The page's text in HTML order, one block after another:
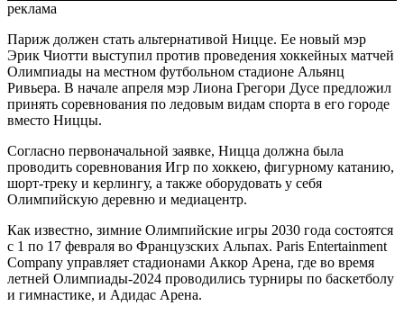
реклама
Париж должен стать альтернативой Ницце. Ее новый мэр
Эрик Чиотти выступил против проведения хоккейных матчей
Олимпиады на местном футбольном стадионе Альянц
Ривьера. В начале апреля мэр Лиона Грегори Дусе предложил
принять соревнования по ледовым видам спорта в его городе
вместо Ниццы.
Согласно первоначальной заявке, Ницца должна была
проводить соревнования Игр по хоккею, фигурному катанию,
шорт-треку и керлингу, а также оборудовать у себя
Олимпийскую деревню и медиацентр.
Как известно, зимние Олимпийские игры 2030 года состоятся
с 1 по 17 февраля во Французских Альпах. Paris Entertainment
Company управляет стадионами Аккор Арена, где во время
летней Олимпиады-2024 проводились турниры по баскетболу
и гимнастике, и Адидас Арена.